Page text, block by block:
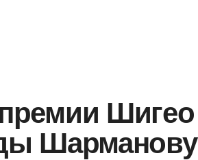
Шигео
Шарманову